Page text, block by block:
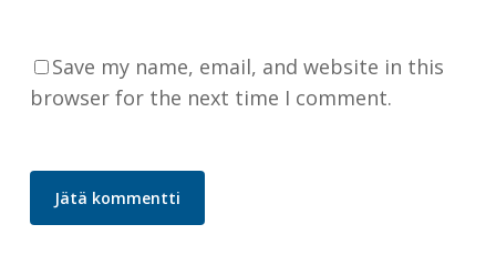
Save my name, email, and website in this
browser for the next time I comment.